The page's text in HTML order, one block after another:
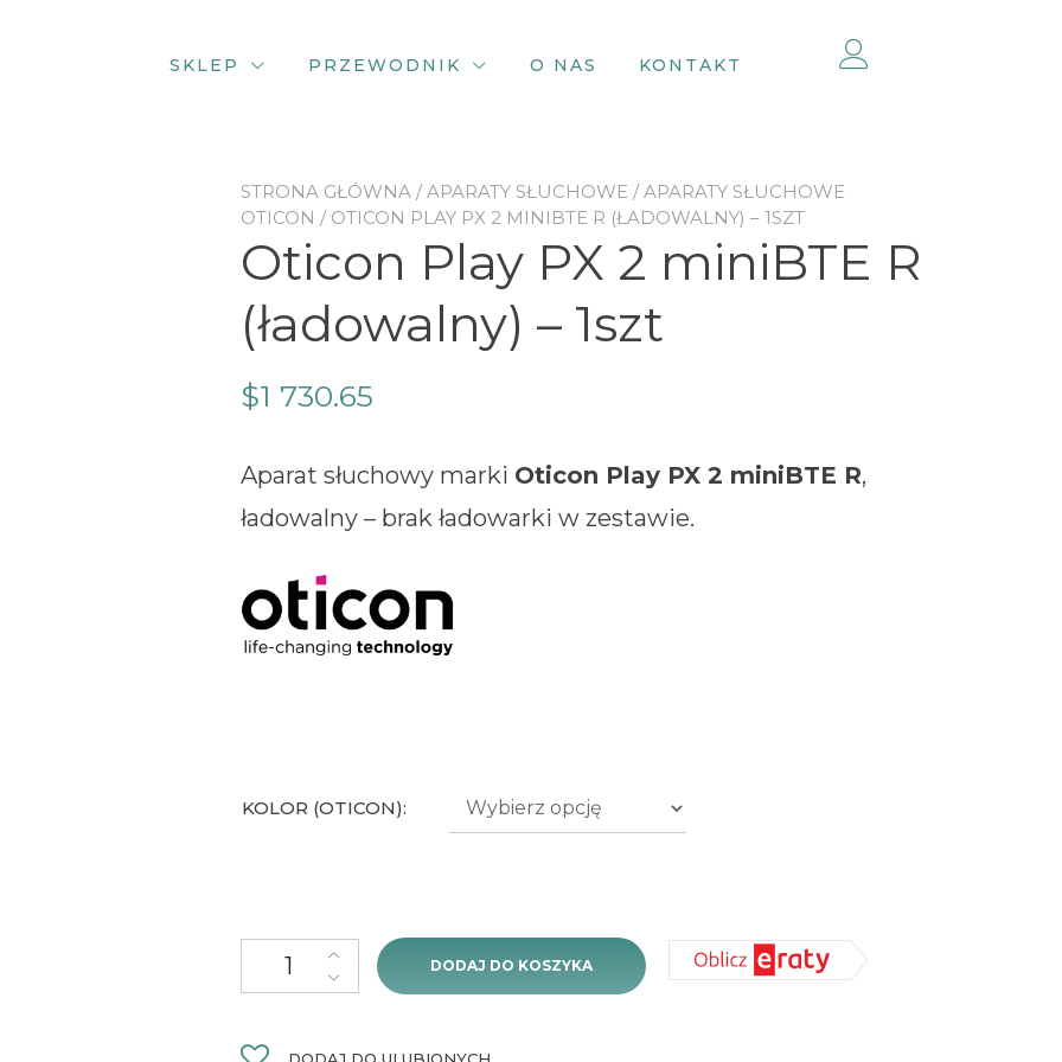
SKLEP PRZEWODNIK O NAS KONTAKT
STRONA GŁÓWNA /APARATY SŁUCHOWE /APARATY SŁUCHOWE
OTICON / OTICON PLAY PX 2 MINIBTE R (ŁADOWALNY) – 1SZT
Oticon Play PX 2 miniBTE R
(ładowalny) – 1szt
$1 730.65
Aparat słuchowy marki Oticon Play PX 2 miniBTE R,
ładowalny – brak ładowarki w zestawie.
KOLOR (OTICON):
ilość Oticon Play PX 2 miniBTE R (ładowalny) - 1szt
DODAJ DO KOSZYKA